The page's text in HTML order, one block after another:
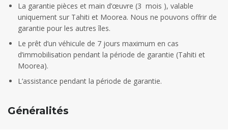
La garantie pièces et main d’œuvre (3 mois ), valable
uniquement sur Tahiti et Moorea. Nous ne pouvons offrir de
garantie pour les autres îles.
Le prêt d’un véhicule de 7 jours maximum en cas
d’immobilisation pendant la période de garantie (Tahiti et
Moorea).
L’assistance pendant la période de garantie.
Généralités